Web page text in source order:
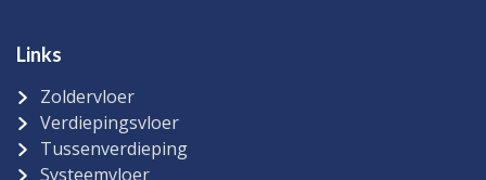
Links
Zoldervloer
Verdiepingsvloer
Tussenverdieping
Systeemvloer